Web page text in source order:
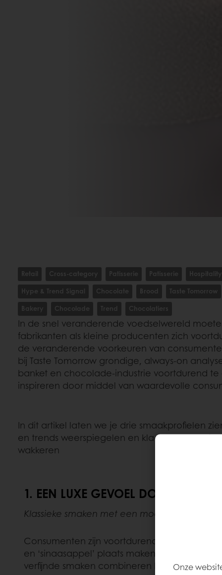
Retail Cross-category Patisserie Patisserie Hospitality
Hype & Trend Signal
Chocolate Brood Taste Tomorrow
Bakery
Chocolade Trend Chocolatiers
In de snel veranderende voedselwereld
fabrikanten als kleine producenten zich
de veranderende voorkeuren van
bij Taste Tomorrow grondige, always-on
banket en chocolade-industrie voortdurend
inspireren door middel van waardevolle
In dit artikel laten we je drie smaakprofielen
en trends weerspiegelen en klaar staan om
wakkeren
1. EEN LUXE GEVOEL DOOR RIJKE
Klassieke smaken met een moderne premium
Consumenten zijn voortdurend op zoek naar
en ‘sinaasappel’ plaats maken voor meer
verfijnde smaken combineren het verlangen
Onze